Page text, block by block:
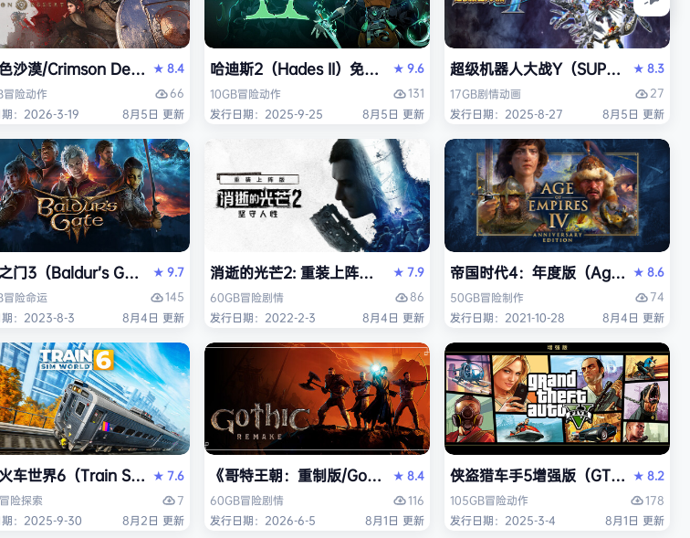
版
色沙漠/Crimson Desert》免安装中文版
★8.4
冒险动作
66
期：2026-3-19
8月5日 更新
哈迪斯2（Hades II）免安装中文版
★9.6
10GB冒险动作
131
发行日期：2025-9-25
8月5日 更新
超级机器人大战Y（SUPER ★8.3
17GB剧情动画
27
发行日期：2025-8-27
8月5日 更新
HYPERVISOR》免安装中文版
Space Marine 2）免安装中文版
门3（Baldur’s Gate 3）免安装中文版
★9.7
冒险命运
145
期：2023-8-3
8月4日 更新
消逝的光芒2: 重装上阵版（Dying Light 2 Stay Human: Reloaded
★7.9
60GB冒险剧情
86
发行日期：2022-2-3
8月4日 更新
帝国时代4：年度版（Age of
★8.6
50GB冒险制作
74
发行日期：2021-10-28
8月4日 更新
Round》免安装中文版
车世界6（Train Sim World 6）免安装中文版
★7.6
冒险探索
7
期：2025-9-30
8月2日 更新
《哥特王朝：重制版/Gothic 1 Remake》免安装中文版
★8.4
60GB冒险剧情
116
发行日期：2026-6-5
8月1日 更新
侠盗猎车手5增强版（GTA5增强
★8.2
105GB冒险动作
178
发行日期：2025-3-4
8月1日 更新